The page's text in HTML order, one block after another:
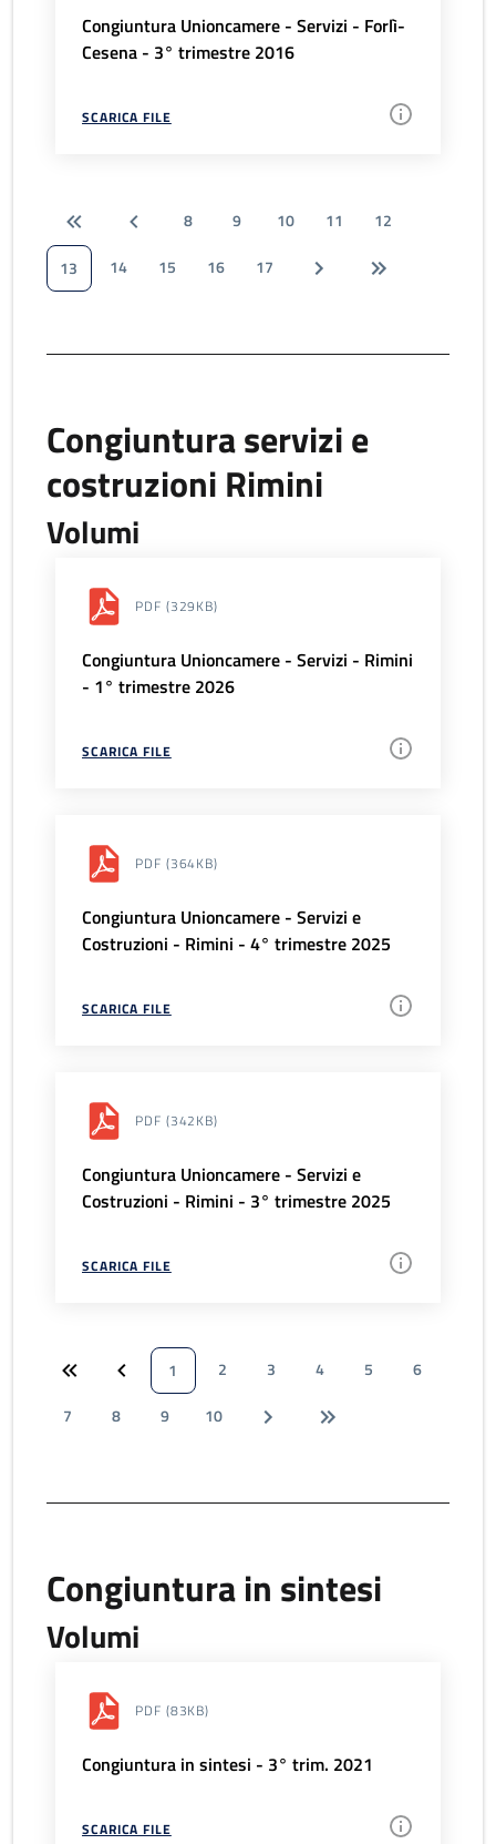
Congiuntura Unioncamere - Servizi - Forlì-
Cesena - 3° trimestre 2016
SCARICA FILE
8 9 10 11
12
13
14 15 16 17
Congiuntura servizi e
costruzioni Rimini
Volumi
PDF (329KB)
Congiuntura Unioncamere - Servizi - Rimini
- 1° trimestre 2026
SCARICA FILE
PDF (364KB)
Congiuntura Unioncamere - Servizi e
Costruzioni - Rimini - 4° trimestre 2025
SCARICA FILE
PDF (342KB)
Congiuntura Unioncamere - Servizi e
Costruzioni - Rimini - 3° trimestre 2025
SCARICA FILE
1 2 3 4 5
6
7
8 9 10
Congiuntura in sintesi
Volumi
PDF (83KB)
Congiuntura in sintesi - 3° trim. 2021
SCARICA FILE